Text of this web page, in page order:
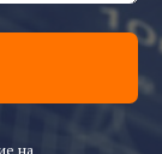
на